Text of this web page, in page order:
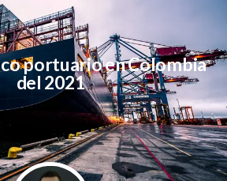
portuario en Colombia
del 2021